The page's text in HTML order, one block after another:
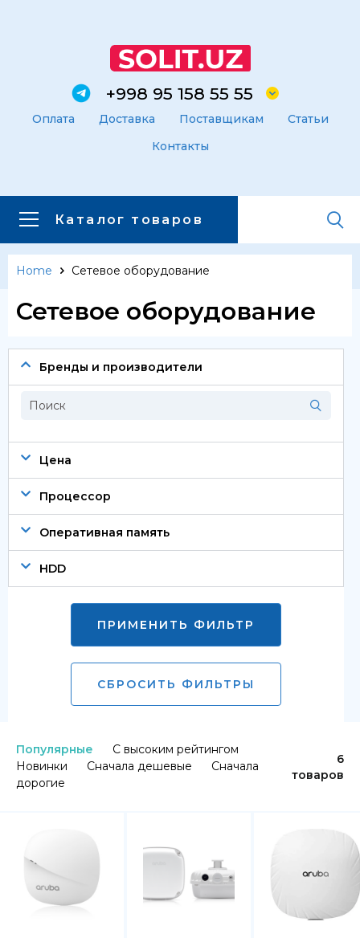
+998 95 158 55 55
Оплата Доставка Поставщикам
Статьи
Контакты
Каталог товаров
Каталог товаров
Сервера
Системы хранения данных
Home Сетевое оборудование
Сетевое оборудование
Бренды и производители
Цена
Процессор
Оперативная память
HDD
ПРИМЕНИТЬ ФИЛЬТР
СБРОСИТЬ ФИЛЬТРЫ
6
товаров
Популярные
С высоким рейтингом
Новинки
Сначала дешевые
Сначала
дорогие